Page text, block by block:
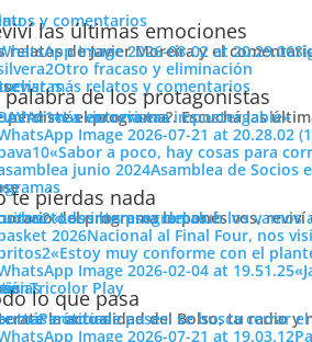
y comentarios
las últimas emociones
relatos de Javier Moreira y el
Otro fracaso y eliminación
más relatos y comentarios
palabra de los protagonistas
perdiste el programa?. Escuchá las
más entrevistas
«La victoria era impostergable»
«Sabor a poco, hay cosas para
Asamblea de Socios
te pierdas nada
del programa lo ponés vos, reviví
todos los programas
«Los intereses del club los vamos
Nacional al Final Four, nos
«Estoy muy conforme con el
Play
lo que pasa
la actualidad del Bolso, tu radio y
más noticias
Período de pases: se busca cerrar
para ir por la
por la clasificación a cuartos de final de
ya nombró a los 19 jugadores que van a
los Céspedes. Bava, Álvarez, Romero,
eligió el «Vasco» Arruabarrena.